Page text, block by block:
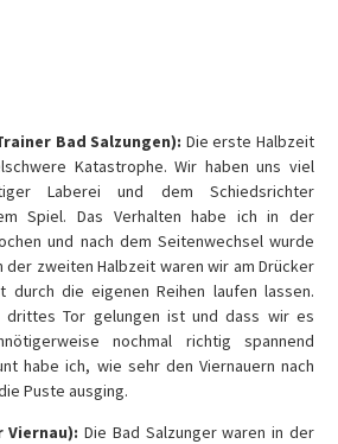
Bad Salzungen): Die erste Halbzeit
Katastrophe. Wir haben uns viel
Laberei und dem Schiedsrichter
Spiel. Das Verhalten habe ich in der
und nach dem Seitenwechsel wurde
zweiten Halbzeit waren wir am Drücker
durch die eigenen Reihen laufen lassen.
drittes Tor gelungen ist und dass wir es
nochmal richtig spannend
habe ich, wie sehr den Viernauern nach
Puste ausging.
Viernau):Die Bad Salzunger waren in der